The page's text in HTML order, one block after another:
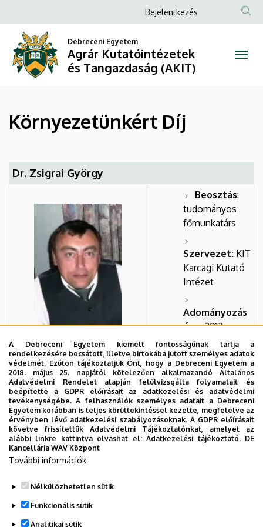
Környezetünkért
Díj
Agrár
Kutatóintézetek
és
Tangazdaság
(AKIT)
a
tartalomra
Anonim
fiók
menüje
Bejelentkezés
Debreceni Egyetem
Agrár Kutatóintézetek
és Tangazdaság (AKIT)
Környezetünkért Díj
Dr. Zsigrai György
Beosztás:
tudományos
főmunkatárs
Szervezet: KIT
Karcagi Kutató
Intézet
Adományozás
éve: 2012
Természetvédelmi Klub
Szervezet:Mezőgazdaságtudományi
Kar
Legutóbbi frissítés: 2023. 03. 06. 15:36
A Debreceni Egyetem kiemelt fontosságúnak tartja a
rendelkezésére bocsátott, illetve birtokába jutott személyes adatok
védelmét. Ezúton tájékoztatjuk Önt, hogy a Debreceni Egyetem a
2018. május 25. napjától kötelezően alkalmazandó Általános
Adatvédelmi Rendelet alapján felülvizsgálta folyamatait és
beépítette a GDPR előírásait az adatkezelési és adatvédelmi
tevékenységébe. A felhasználók személyes adatait a Debreceni
Egyetem korábban is teljes körültekintéssel kezelte, megfelelve az
érvényben lévő adatkezelési szabályozásoknak. A GDPR előírásait
követve frissítettük Adatvédelmi Tájékoztatónkat, amelyet az
alábbi linkre kattintva olvashat el:Adatkezelési tájékoztató. DE
Kancellária WAV Központ
További információk
Nélkülözhetetlen sütik
Funkcionális sütik
Analitikai sütik